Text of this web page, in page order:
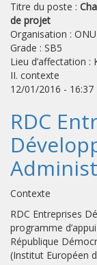
Titre du poste :
de projet
Organisation :
Grade : SB5
Lieu d’affectation :
II. contexte
12/01/2016 - 16:37
RDC
Contexte
RDC Entreprises
programme
République
(Institut Européen